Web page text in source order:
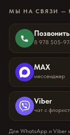
МЫ НА СВЯЗИ —
Позвонить
8 978 505-
MAX
мессенджер
Viber
чат с
Для WhatsApp и Viber